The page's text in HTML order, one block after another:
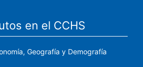
en el CCHS
Geografía y Demografía